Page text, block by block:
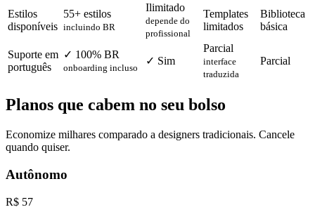
Estilos
disponíveis
55+ estilos
incluindo BR
Ilimitado
depende do
profissional
Templates
limitados
Biblioteca
básica
Suporte em
português
✓ 100% BR
onboarding incluso
✓ Sim
Parcial
interface
traduzida
Parcial
Planos que cabem no seu bolso
Economize milhares comparado a designers tradicionais. Cancele
quando quiser.
Autônomo
R$ 57